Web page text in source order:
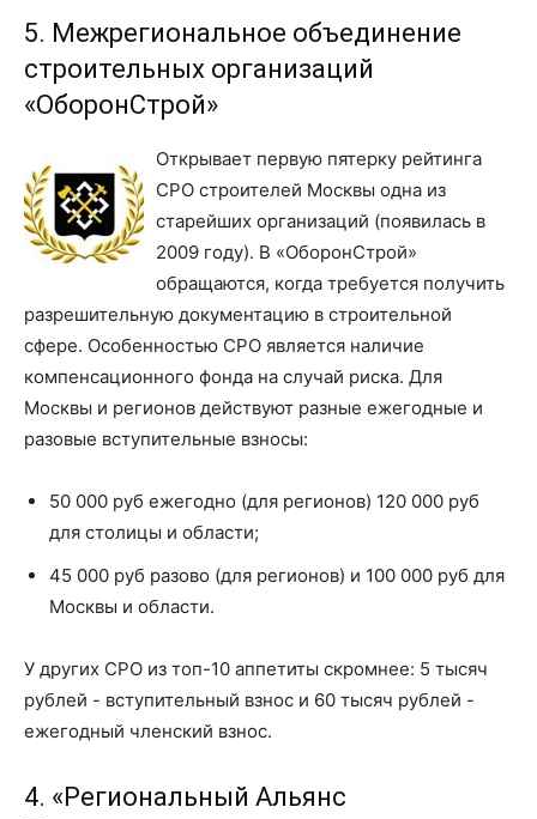
5. Межрегиональное объединение
строительных организаций
«ОборонСтрой»
Открывает первую пятерку рейтинга
СРО строителей Москвы одна из
старейших организаций (появилась в
2009 году). В «ОборонСтрой»
обращаются, когда требуется получить
разрешительную документацию в строительной
сфере. Особенностью СРО является наличие
компенсационного фонда на случай риска. Для
Москвы и регионов действуют разные ежегодные и
разовые вступительные взносы:
50 000 руб ежегодно (для регионов) 120 000 руб
для столицы и области;
45 000 руб разово (для регионов) и 100 000 руб для
Москвы и области.
У других СРО из топ-10 аппетиты скромнее: 5 тысяч
рублей - вступительный взнос и 60 тысяч рублей -
ежегодный членский взнос.
4. «Региональный Альянс